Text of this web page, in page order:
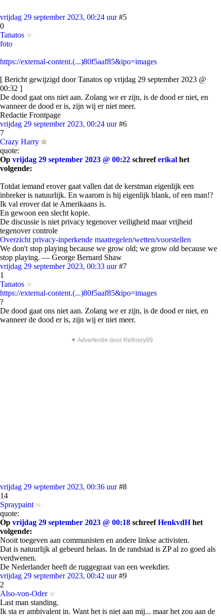
vrijdag 29 september 2023, 00:24 uur #5
0
Tanatos
foto
https://external-content.(...)80f5aaf85&ipo=images
[ Bericht gewijzigd door Tanatos op vrijdag 29 september 2023 @
00:32 ]
De dood gaat ons niet aan. Zolang we er zijn, is de dood er niet, en
wanneer de dood er is, zijn wij er niet meer.
Redactie Frontpage
vrijdag 29 september 2023, 00:24 uur #6
7
Crazy Harry
quote:
Op vrijdag 29 september 2023 @ 00:22 schreeferikal het
volgende:
Totdat iemand erover gaat vallen dat de kerstman eigenlijk een
inbreker is natuurlijk. En waarom is hij eigenlijk blank, of een man!?
Ik val erover dat ie Amerikaans is.
En gewoon een slecht kopie.
De discussie is niet privacy tegenover veiligheid maar vrijheid
tegenover controle
Overzicht privacy-inperkende maatregelen/wetten/voorstellen
We don't stop playing because we grow old; we grow old because we
stop playing. ― George Bernard Shaw
vrijdag 29 september 2023, 00:33 uur #7
1
Tanatos
https://external-content.(...)80f5aaf85&ipo=images
?
De dood gaat ons niet aan. Zolang we er zijn, is de dood er niet, en
wanneer de dood er is, zijn wij er niet meer.
▼ Advertentie door Refinery89
vrijdag 29 september 2023, 00:36 uur #8
14
Spraypaint
quote:
Op vrijdag 29 september 2023 @ 00:18 schreefHenkvdHhet
volgende:
Nooit toegeven aan communisten en andere linkse activisten.
Dat is natuurlijk al gebeurd helaas. In de randstad is ZP al zo goed als
verdwenen.
De Nederlander heeft de ruggegraat van een weekdier.
vrijdag 29 september 2023, 00:42 uur #9
2
Also-von-Oder
Last man standing.
Ik sta er ambivalent in. Want het is niet aan mij... maar het zou aan de